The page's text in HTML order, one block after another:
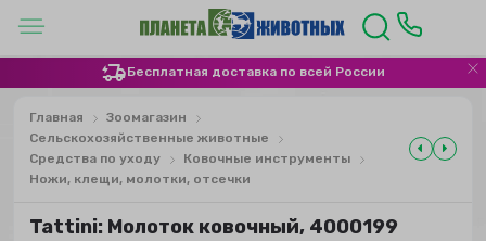
Бесплатная доставка по всей России
Главная
Зоомагазин
Сельскохозяйственные животные
Средства по уходу
Ковочные инструменты
Ножи, клещи, молотки, отсечки
Tattini: Молоток ковочный, 4000199